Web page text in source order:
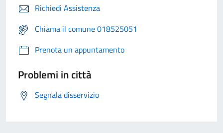
Richiedi Assistenza
Chiama il comune 018525051
Prenota un appuntamento
Problemi in città
Segnala disservizio